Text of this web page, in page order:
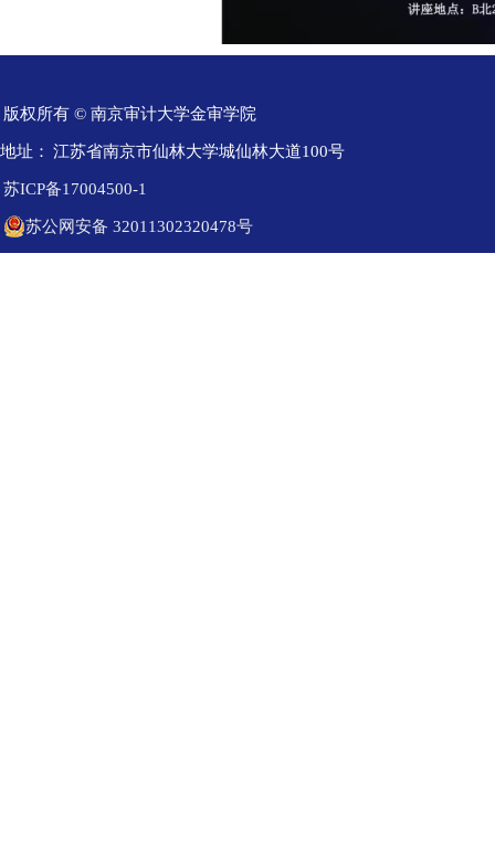
版权所有 © 南京审计大学金审学院
地址： 江苏省南京市仙林大学城仙林大道100号
苏ICP备17004500-1
苏公网安备 32011302320478号